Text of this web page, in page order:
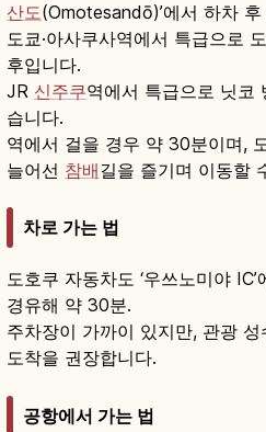
산도(Omotesandō)’에서 하차
도쿄·아사쿠사역에서 특급으로
후입니다.
JR 신주쿠역에서 특급으로 닛코
습니다.
역에서 걸을 경우 약 30분이며,
늘어선 참배길을 즐기며 이동할
차로 가는 법
도호쿠 자동차도 ‘우쓰노미야
경유해 약 30분.
주차장이 가까이 있지만, 관광
도착을 권장합니다.
공항에서 가는 법